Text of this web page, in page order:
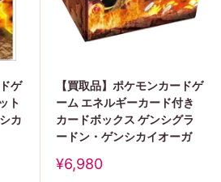
ゲ
ト
カ
【買取品】ポケモンカードゲ
ーム エネルギーカード付き
カードボックス ゲンシグラ
ードン・ゲンシカイオーガ
販
¥6,980